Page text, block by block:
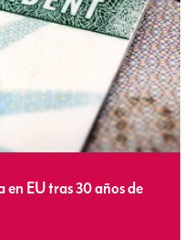
en EU tras 30 años de